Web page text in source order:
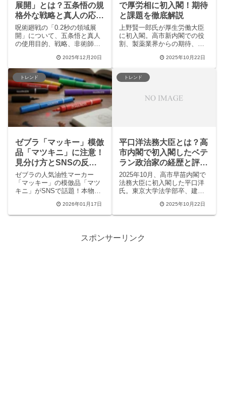
展開」とは？五条悟の規
格外な戦略と真人の応用
を徹底解説
呪術廻戦の「0.2秒の領域展
開」について、五条悟と真人
の使用目的、戦略、非術師へ
なのかの技術的考察や、SNS
でのファンの熱狂、ゲーム実
装の期待まで、規格外の術式
の真髄を分かりやすく解説し
ます。
2025年12月20日
で厚労相に初入閣！期待
と課題を徹底解説
上野賢一郎氏が厚生労働大臣
に初入閣。高市新内閣での役
割、製薬業界からの期待、
の政策実績を徹底解説。彼の
厚労大臣としての手腕と国民
が抱く期待・課題まで、この
民生活に直結する医療・福祉
2025年10月22日
トレンド
ゼブラ「マッキー」模倣
品「マツキニ」に注意！
見分け方とSNSの反応
まとめ
ゼブラの人気油性マーカー
「マッキー」の模倣品「マツ
キニ」がSNSで話題！本物と
やフリマアプリでの注意点を
徹底解説。岸田メル氏の被害
物に騙されないためのチェッ
2026年01月17日
トレンド
平口洋法務大臣とは？高
市内閣で初入閣したベテ
ラン政治家の経歴と評価
を徹底解説
2025年10月、高市早苗内閣で
法務大臣に初入閣した平口洋
氏。東京大学法学部卒、建設
副大臣を歴任した経歴と「全
員活躍」への意欲、SNSの反
2025年10月22日
スポンサーリンク